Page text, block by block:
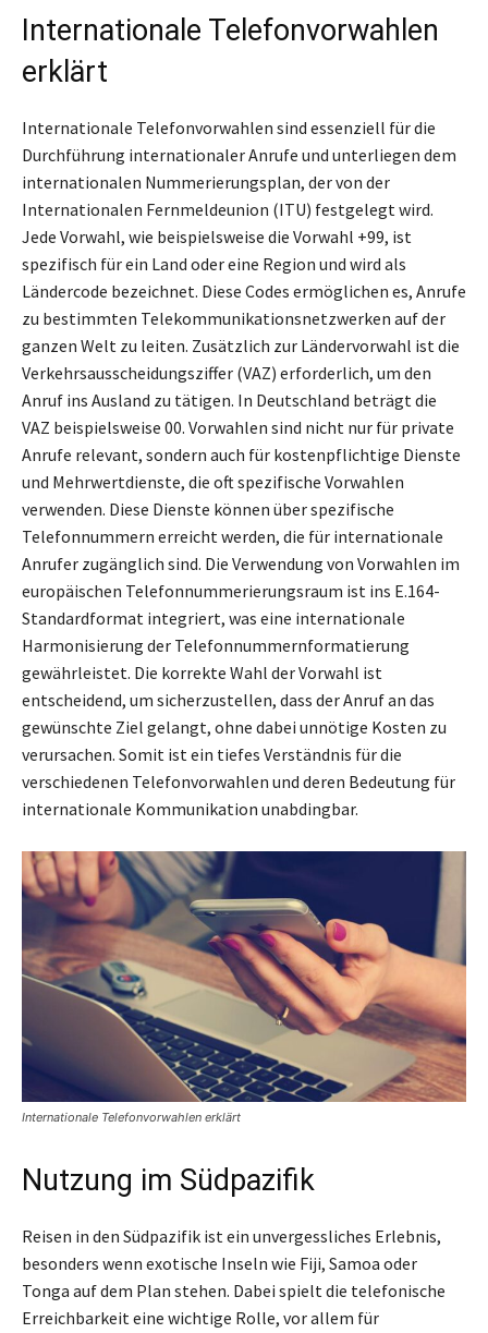
Internationale Telefonvorwahlen
erklärt
Internationale Telefonvorwahlen sind essenziell für die
Durchführung internationaler Anrufe und unterliegen dem
internationalen Nummerierungsplan, der von der
Internationalen Fernmeldeunion (ITU) festgelegt wird.
Jede Vorwahl, wie beispielsweise die Vorwahl +99, ist
spezifisch für ein Land oder eine Region und wird als
Ländercode bezeichnet. Diese Codes ermöglichen es, Anrufe
zu bestimmten Telekommunikationsnetzwerken auf der
ganzen Welt zu leiten. Zusätzlich zur Ländervorwahl ist die
Verkehrsausscheidungsziffer (VAZ) erforderlich, um den
Anruf ins Ausland zu tätigen. In Deutschland beträgt die
VAZ beispielsweise 00. Vorwahlen sind nicht nur für private
Anrufe relevant, sondern auch für kostenpflichtige Dienste
und Mehrwertdienste, die oft spezifische Vorwahlen
verwenden. Diese Dienste können über spezifische
Telefonnummern erreicht werden, die für internationale
Anrufer zugänglich sind. Die Verwendung von Vorwahlen im
europäischen Telefonnummerierungsraum ist ins E.164-
Standardformat integriert, was eine internationale
Harmonisierung der Telefonnummernformatierung
gewährleistet. Die korrekte Wahl der Vorwahl ist
entscheidend, um sicherzustellen, dass der Anruf an das
gewünschte Ziel gelangt, ohne dabei unnötige Kosten zu
verursachen. Somit ist ein tiefes Verständnis für die
verschiedenen Telefonvorwahlen und deren Bedeutung für
internationale Kommunikation unabdingbar.
Internationale Telefonvorwahlen erklärt
Nutzung im Südpazifik
Reisen in den Südpazifik ist ein unvergessliches Erlebnis,
besonders wenn exotische Inseln wie Fiji, Samoa oder
Tonga auf dem Plan stehen. Dabei spielt die telefonische
Erreichbarkeit eine wichtige Rolle, vor allem für